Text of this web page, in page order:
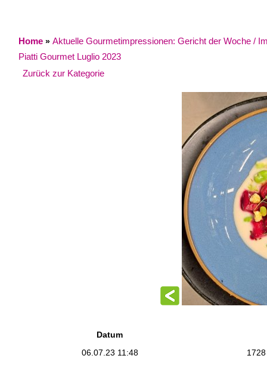
Home » Aktuelle Gourmetimpressionen: Gericht der Woche /
Piatti Gourmet Luglio 2023
Zurück zur Kategorie
Datum
06.07.23 11:48